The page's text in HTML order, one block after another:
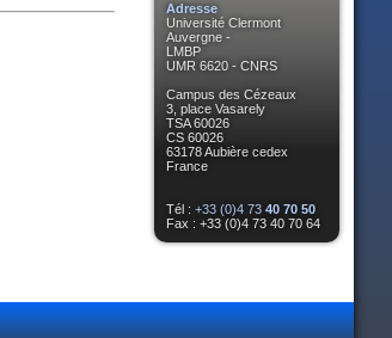
Adresse
Université Clermont
Auvergne -
LMBP
UMR 6620 - CNRS
Campus des Cézeaux
3, place Vasarely
TSA 60026
CS 60026
63178 Aubière cedex
France
Tél : +33 (0)4 73 40 70 50
Fax : +33 (0)4 73 40 70 64